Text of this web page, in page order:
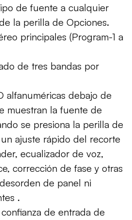
de fuente a cualquier
la perilla de Opciones.
principales (Program-1 a
de tres bandas por
alfanuméricas debajo de
muestran la fuente de
se presiona la perilla de
ajuste rápido del recorte
ecualizador de voz,
corrección de fase y otras
de panel ni
.
de entrada de